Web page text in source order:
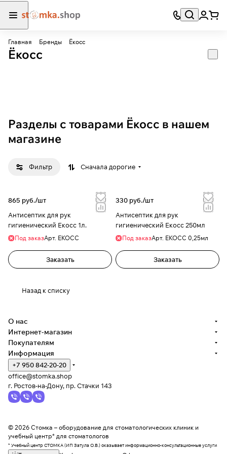
Главная Бренды Ёкосс
Ёкосс
Разделы с товарами Ёкосс в нашем
магазине
Фильтр Сначала дорогие
865 руб./шт
Антисептик для рук
гигиенический Екосс 1л.
Под заказАрт. ЕКОСС
Заказать
330 руб./шт
Антисептик для рук
гигиенический Екосс 250мл
Под заказАрт. ЕКОСС 0,25мл
Заказать
Назад к списку
О нас
Интернет-магазин
Покупателям
Информация
+7 950 842-20-20
office@stomka.shop
г. Ростов-на-Дону, пр. Стачки 143
© 2026 Стомка – оборудование для стоматологических клиник и
учебный центр* для стоматологов
* Учебный центр СТОМКА (ИП Затула О.В.) оказывает информационно-консультационные услуги